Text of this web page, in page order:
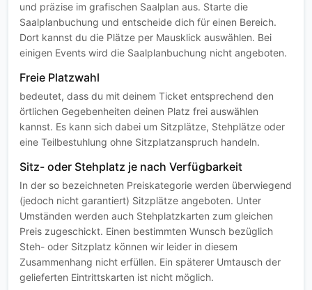
und präzise im grafischen Saalplan aus. Starte die
Saalplanbuchung und entscheide dich für einen Bereich.
Dort kannst du die Plätze per Mausklick auswählen. Bei
einigen Events wird die Saalplanbuchung nicht angeboten.
Freie Platzwahl
bedeutet, dass du mit deinem Ticket entsprechend den
örtlichen Gegebenheiten deinen Platz frei auswählen
kannst. Es kann sich dabei um Sitzplätze, Stehplätze oder
eine Teilbestuhlung ohne Sitzplatzanspruch handeln.
Sitz- oder Stehplatz je nach Verfügbarkeit
In der so bezeichneten Preiskategorie werden überwiegend
(jedoch nicht garantiert) Sitzplätze angeboten. Unter
Umständen werden auch Stehplatzkarten zum gleichen
Preis zugeschickt. Einen bestimmten Wunsch bezüglich
Steh- oder Sitzplatz können wir leider in diesem
Zusammenhang nicht erfüllen. Ein späterer Umtausch der
gelieferten Eintrittskarten ist nicht möglich.